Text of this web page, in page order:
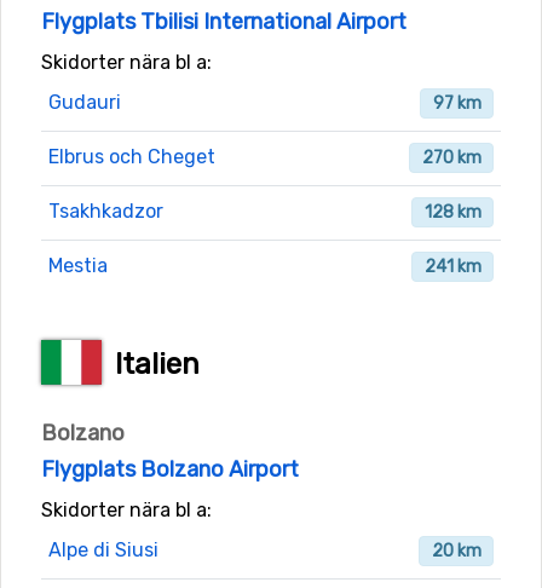
Flygplats Tbilisi International Airport
Skidorter nära bl a:
Gudauri
97 km
Elbrus och Cheget 270 km
Tsakhkadzor 128 km
Mestia 241 km
Italien
Bolzano
Flygplats Bolzano Airport
Skidorter nära bl a:
Alpe di Siusi
20 km